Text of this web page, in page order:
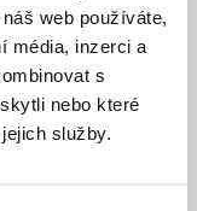
web používáte,
média, inzerci a
s
nebo které
služby.